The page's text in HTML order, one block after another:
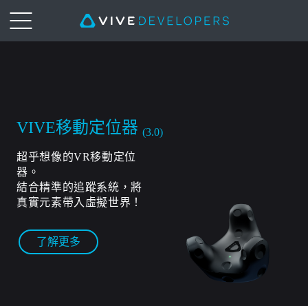
(3.0)
For
Developers
VIVE
VIVE移動定位器 (3.0)
超乎想像的VR移動定位
器。
結合精準的追蹤系統，將
真實元素帶入虛擬世界！
了解更多